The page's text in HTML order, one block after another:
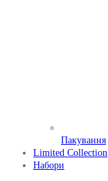
Пакування
Limited Collection
Набори